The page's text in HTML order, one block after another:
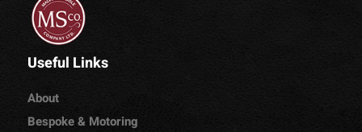
Useful Links
About
Bespoke & Motoring